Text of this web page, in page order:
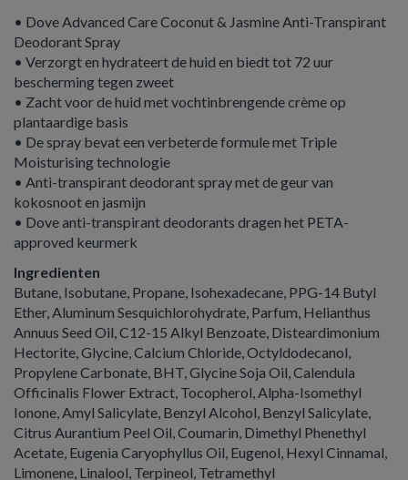
• Dove Advanced Care Coconut & Jasmine Anti-Transpirant
Deodorant Spray
• Verzorgt en hydrateert de huid en biedt tot 72 uur
bescherming tegen zweet
• Zacht voor de huid met vochtinbrengende crème op
plantaardige basis
• De spray bevat een verbeterde formule met Triple
Moisturising technologie
• Anti-transpirant deodorant spray met de geur van
kokosnoot en jasmijn
• Dove anti-transpirant deodorants dragen het PETA-
approved keurmerk
Ingredienten
Butane, Isobutane, Propane, Isohexadecane, PPG-14 Butyl
Ether, Aluminum Sesquichlorohydrate, Parfum, Helianthus
Annuus Seed Oil, C12-15 Alkyl Benzoate, Disteardimonium
Hectorite, Glycine, Calcium Chloride, Octyldodecanol,
Propylene Carbonate, BHT, Glycine Soja Oil, Calendula
Officinalis Flower Extract, Tocopherol, Alpha-Isomethyl
Ionone, Amyl Salicylate, Benzyl Alcohol, Benzyl Salicylate,
Citrus Aurantium Peel Oil, Coumarin, Dimethyl Phenethyl
Acetate, Eugenia Caryophyllus Oil, Eugenol, Hexyl Cinnamal,
Limonene, Linalool, Terpineol, Tetramethyl